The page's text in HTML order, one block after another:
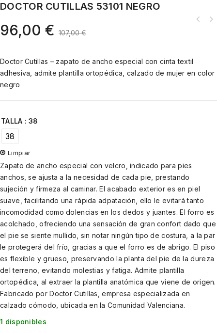
DOCTOR CUTILLAS 53101 NEGRO
96,00 € 107,00€
Doctor Cutillas – zapato de ancho especial con cinta textil
adhesiva, admite plantilla ortopédica, calzado de mujer en color
negro
TALLA : 38
38
Limpiar
Zapato de ancho especial con velcro, indicado para pies
anchos, se ajusta a la necesidad de cada pie, prestando
sujeción y firmeza al caminar. El acabado exterior es en piel
suave, facilitando una rápida adpatación, ello le evitará tanto
incomodidad como dolencias en los dedos y juantes. El forro es
acolchado, ofreciendo una sensación de gran confort dado que
el pie se siente mullido, sin notar ningún tipo de costura, a la par
le protegerá del frío, gracias a que el forro es de abrigo. El piso
es flexible y grueso, preservando la planta del pie de la dureza
del terreno, evitando molestias y fatiga. Admite plantilla
ortopédica, al extraer la plantilla anatómica que viene de origen.
Fabricado por Doctor Cutillas, empresa especializada en
calzado cómodo, ubicada en la Comunidad Valenciana.
1 disponibles